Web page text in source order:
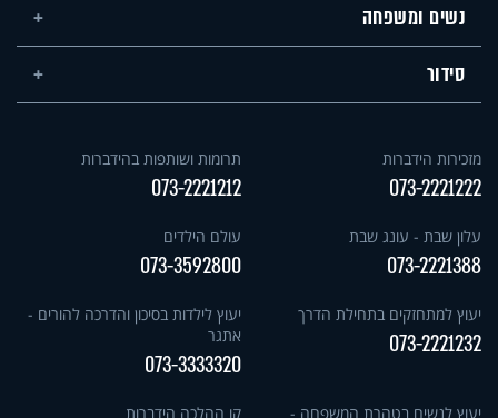
נשים ומשפחה
סידור
מזכירות הידברות
073-2221222
תרומות ושותפות בהידברות
073-2221212
עלון שבת - עונג שבת
073-2221388
עולם הילדים
073-3592800
יעוץ למתחזקים בתחילת הדרך
073-2221232
יעוץ לילדות בסיכון והדרכה להורים -
אתגר
073-3333320
יעוץ לנשים בטהרת המשפחה -
קו ההלכה הידברות